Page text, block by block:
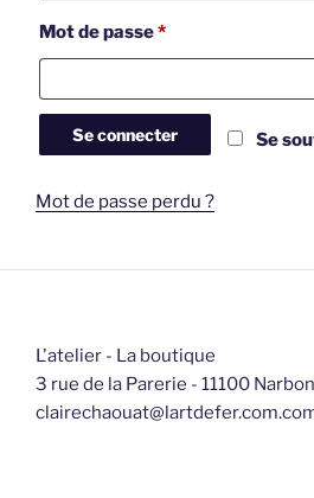
Mot de passe*Obligatoire
Se
Se connecter
Mot de passe perdu ?
L'atelier - La boutique
3 rue de la Parerie - 11100